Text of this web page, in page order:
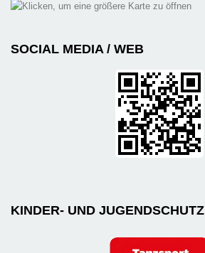
SOCIAL MEDIA / WEB
KINDER- UND JUGENDSCHUTZ